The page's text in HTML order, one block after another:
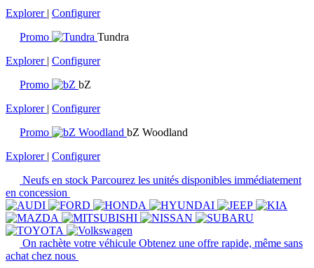
Explorer | Configurer
Promo
Tundra
Explorer | Configurer
Promo
bZ
Explorer | Configurer
Promo
bZ Woodland
Explorer | Configurer
Neufs en stock Parcourez les unités disponibles immédiatement
en concession
On rachète votre véhicule Obtenez une offre rapide, même sans
achat chez nous